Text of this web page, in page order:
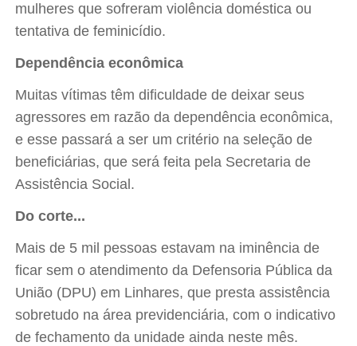
mulheres que sofreram violência doméstica ou
tentativa de feminicídio.
Dependência econômica
Muitas vítimas têm dificuldade de deixar seus
agressores em razão da dependência econômica,
e esse passará a ser um critério na seleção de
beneficiárias, que será feita pela Secretaria de
Assistência Social.
Do corte...
Mais de 5 mil pessoas estavam na iminência de
ficar sem o atendimento da Defensoria Pública da
União (DPU) em Linhares, que presta assistência
sobretudo na área previdenciária, com o indicativo
de fechamento da unidade ainda neste mês.